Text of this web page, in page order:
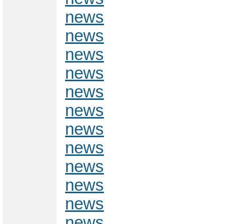
news
news
news
news
news
news
news
news
news
news
news